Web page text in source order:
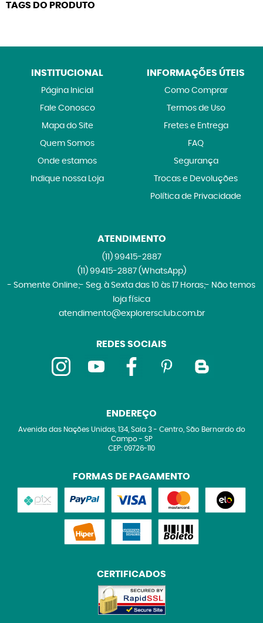
TAGS DO PRODUTO
INSTITUCIONAL
Página Inicial
Fale Conosco
Mapa do Site
Quem Somos
Onde estamos
Indique nossa Loja
INFORMAÇÕES ÚTEIS
Como Comprar
Termos de Uso
Fretes e Entrega
FAQ
Segurança
Trocas e Devoluções
Política de Privacidade
ATENDIMENTO
(11)99415-2887
(11)99415-2887 (WhatsApp)
- Somente Online;- Seg. à Sexta das 10 às 17 Horas;- Não temos
loja física
atendimento@explorersclub.com.br
REDES SOCIAIS
ENDEREÇO
Avenida das Nações Unidas, 134, Sala 3- Centro, São Bernardo do
Campo- SP
CEP: 09726-110
FORMAS DE PAGAMENTO
CERTIFICADOS